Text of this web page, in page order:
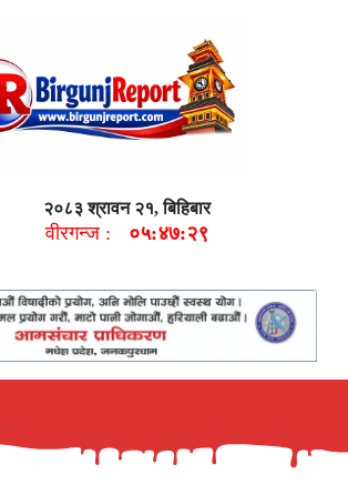
२०८३ श्रावन २१, बिहिबार
वीरगन्ज : ०५:४७:३०